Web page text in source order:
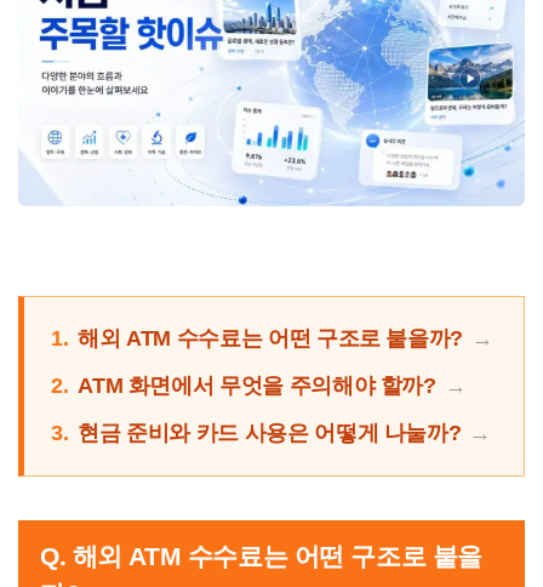
1. 해외 ATM 수수료는 어떤 구조로 붙을까?
2. ATM 화면에서 무엇을 주의해야 할까?
3. 현금 준비와 카드 사용은 어떻게 나눌까?
Q. 해외 ATM 수수료는 어떤 구조로 붙을